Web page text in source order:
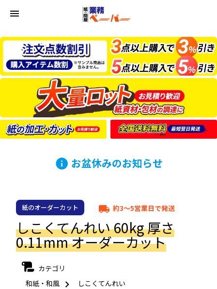
menu
info お盆休みのお知らせ
紙のオーダーカット local_shipping 約3～5営業日で発送
しこくてんれい 60kg 厚さ
0.11mm オーダーカット
カテゴリ
和紙・和風
しこくてんれい